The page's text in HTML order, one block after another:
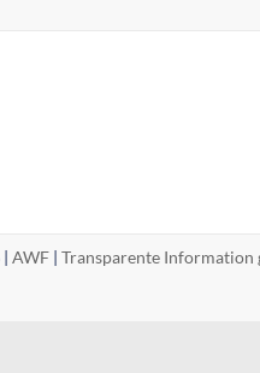
AWF | Transparente Information